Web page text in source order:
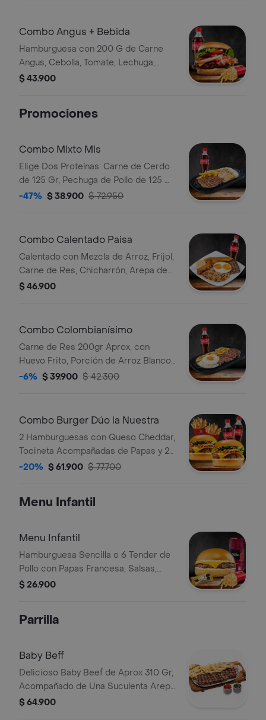
Combo Angus + Bebida
Hamburguesa con 200 G de Carne
Angus, Cebolla, Tomate, Lechuga,
Queso Cheddar, Tocineta, Salsas,
$ 43.900
Promociones
Combo Mixto Mis
Elige Dos Proteínas: Carne de Cerdo
de 125 Gr, Pechuga de Pollo de 125 Gr
o Carne de Res de 125 Gr,
-47% $ 38.900 $ 72.950
Combo Calentado Paisa
Calentado con Mezcla de Arroz, Frijol,
Carne de Res, Chicharrón, Arepa de
Pincho, Tajada de Plátano y Huevo
$ 46.900
Combo Colombianísimo
Carne de Res 200gr Aprox, con
Huevo Frito, Porción de Arroz Blanco,
Papa Francesa y Chimichurri. Bebida
-6% $ 39.900 $ 42.300
Combo Burger Dúo la Nuestra
2 Hamburguesas con Queso Cheddar,
Tocineta Acompañadas de Papas y 2
Bebida
-20% $ 61.900 $ 77.700
Menu Infantil
Menu Infantil
Hamburguesa Sencilla o 6 Tender de
Pollo con Papas Francesa, Salsas,
Jugo Del Valle 200 ml y Juguete de
$ 26.900
Parrilla
Baby Beff
Delicioso Baby Beef de Aprox 310 Gr,
Acompañado de Una Suculenta Arepa
Recién Hecha y Papas Francesa.
$ 64.900